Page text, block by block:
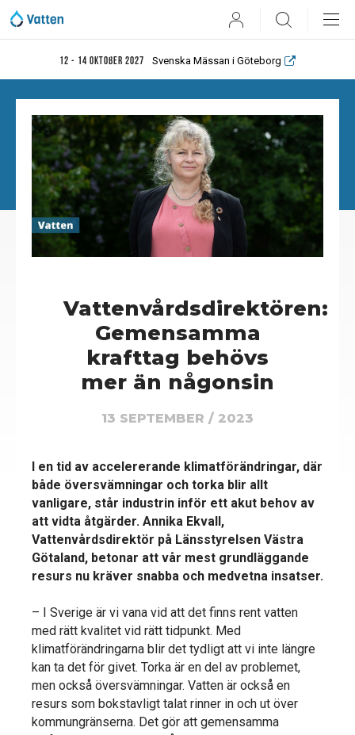
12 - 14 oktober 2027 Svenska Mässan i Göteborg
User Search
Vattenvårdsdirektören:
Gemensamma
krafttag behövs
mer än någonsin
13 SEPTEMBER / 2023
I en tid av accelererande klimatförändringar, där
både översvämningar och torka blir allt
vanligare, står industrin inför ett akut behov av
att vidta åtgärder. Annika Ekvall,
Vattenvårdsdirektör på Länsstyrelsen Västra
Götaland, betonar att vår mest grundläggande
resurs nu kräver snabba och medvetna insatser.
– I Sverige är vi vana vid att det finns rent vatten
med rätt kvalitet vid rätt tidpunkt. Med
klimatförändringarna blir det tydligt att vi inte längre
kan ta det för givet. Torka är en del av problemet,
men också översvämningar. Vatten är också en
resurs som bokstavligt talat rinner in och ut över
kommungränserna. Det gör att gemensamma